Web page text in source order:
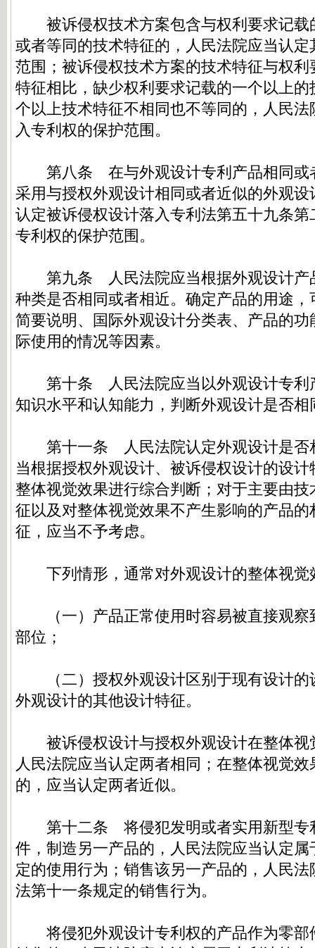
被诉侵权技术方案包含与权利要求记载
或者等同的技术特征的，人民法院应当认
范围；被诉侵权技术方案的技术特征与权
特征相比，缺少权利要求记载的一个以上
个以上技术特征不相同也不等同的，人民
入专利权的保护范围。
第八条 在与外观设计专利产品相同或
采用与授权外观设计相同或者近似的外观
认定被诉侵权设计落入专利法第五十九条
专利权的保护范围。
第九条 人民法院应当根据外观设计产
种类是否相同或者相近。确定产品的用途
简要说明、国际外观设计分类表、产品的
际使用的情况等因素。
第十条 人民法院应当以外观设计专利
知识水平和认知能力，判断外观设计是否相
第十一条 人民法院认定外观设计是否
当根据授权外观设计、被诉侵权设计的设
整体视觉效果进行综合判断；对于主要由
征以及对整体视觉效果不产生影响的产品
征，应当不予考虑。
下列情形，通常对外观设计的整体视觉
（一）产品正常使用时容易被直接观察
部位；
（二）授权外观设计区别于现有设计的
外观设计的其他设计特征。
被诉侵权设计与授权外观设计在整体视
人民法院应当认定两者相同；在整体视觉
的，应当认定两者近似。
第十二条 将侵犯发明或者实用新型专
件，制造另一产品的，人民法院应当认定
定的使用行为；销售该另一产品的，人民
法第十一条规定的销售行为。
将侵犯外观设计专利权的产品作为零部